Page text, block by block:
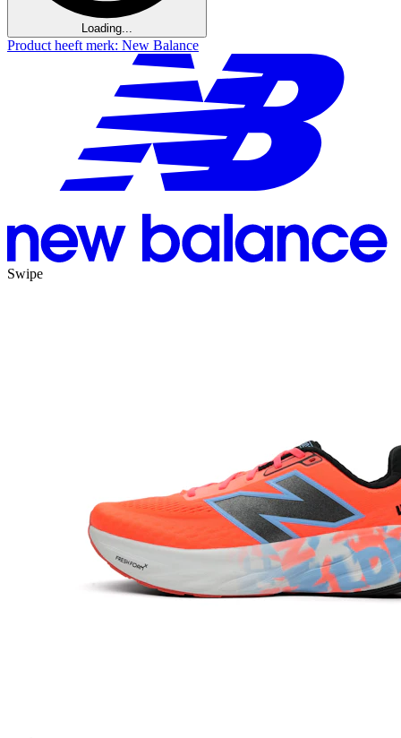
Loading...
Product heeft merk: New Balance
Swipe